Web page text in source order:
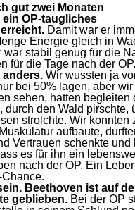
gut zwei Monaten
OP-taugliches
Damit war er
Energie gleich in
war stabil genug für die
für die Tage nach der OP.
anders. Wir wussten ja
bei 50% lagen, aber wir
sehen, hatten begleiten
durch den Wald pirschte,
strolchte. Wir konnten
aufbaute,
Vertrauen schenkte und
es für ihn ein
nach der OP. Ein
Beethoven ist auf
geblieben. Bei der OP